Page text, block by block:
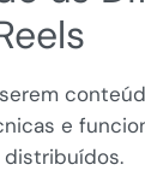
e
distribuídos.